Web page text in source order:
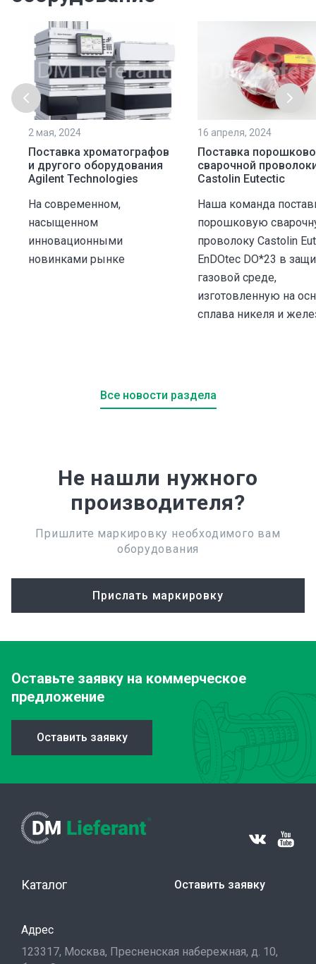
2 мая, 2024
Поставка хроматографов
и другого оборудования
Agilent Technologies
На современном,
насыщенном
инновационными
новинками рынке
16 апреля, 2024
Поставка
сварочной
Castolin Eutectic
Наша команда
порошковую
проволоку Castolin
EnDOtec DO*23 в
газовой среде,
изготовленную на
сплава никеля и
Все новости раздела
Не нашли нужного
производителя?
Пришлите маркировку необходимого вам
оборудования
Прислать маркировку
Оставьте заявку на коммерческое
предложение
Оставить заявку
Каталог Оставить заявку
Адрес
123317, Москва, Пресненская набережная, д. 10,